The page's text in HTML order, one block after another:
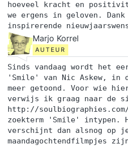
hoeveel kracht en
we ergens in geloven.
inspirerende
Marjo Korrel
AUTEUR
Sinds vandaag wordt het
'Smile' van Nic Askew, in
meer getoond. Voor wie
verwijs ik graag naar de
http://
zoekterm 'Smile' intypen.
verschijnt dan alsnog op
maandagochtendfilmpjes